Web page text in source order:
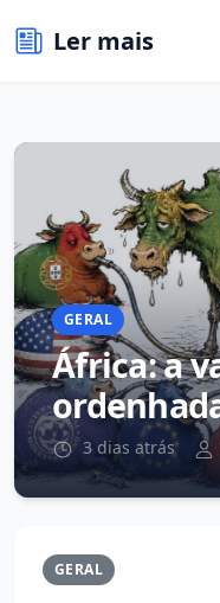
Ler mais
GERAL
África: a
3 dias atrás
GERAL